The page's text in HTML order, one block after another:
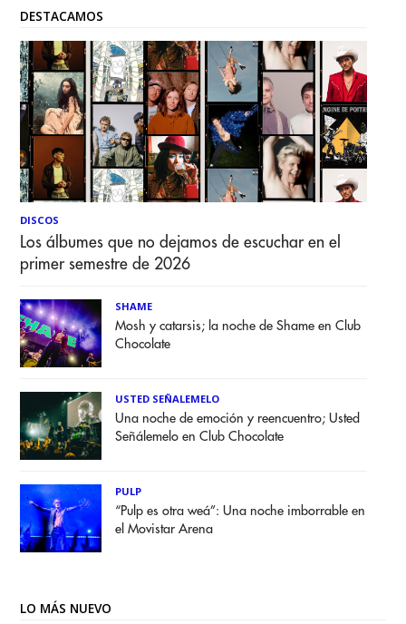
DESTACAMOS
DISCOS
Los álbumes que no dejamos de escuchar en el
primer semestre de 2026
SHAME
Mosh y catarsis; la noche de Shame en Club
Chocolate
USTED SEÑALEMELO
Una noche de emoción y reencuentro; Usted
Señálemelo en Club Chocolate
PULP
“Pulp es otra weá”: Una noche imborrable en
el Movistar Arena
LO MÁS NUEVO